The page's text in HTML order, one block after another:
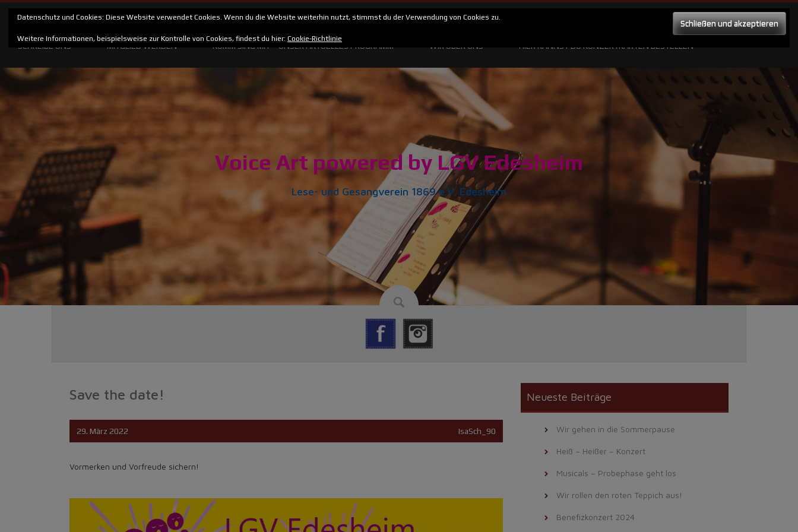
STARTSEITE CHOR VOICE ART VOICE ART CHORKALENDER UNSERE KONZERTE BILDERGALERIE UND MUSIKBEISPIELE 150 JAHRE LGV – RÜCKBLICK
SCHREIBE UNS MITGLIED WERDEN KOMM SING MIT – UNSER AKTUELLES PROGRAMM WIR ÜBER UNS HIER KANNST DU KONZERTKARTEN BESTELLEN
Skip
content
Voice Art powered by LGV Edesheim
Lese- und Gesangverein 1869 e.V. Edesheim
Save the date!
29. März 2022 IsaSch_90
Vormerken und Vorfreude sichern!
Neueste Beiträge
Wir gehen in die Sommerpause
Heiß – Heißer – Konzert
Musicals – Probephase geht los
Wir rollen den roten Teppich aus!
Benefizkonzert 2024
Datenschutz und Cookies: Diese Website verwendet Cookies. Wenn du die Website weiterhin nutzt, stimmst du der Verwendung von Cookies zu.
Weitere Informationen, beispielsweise zur Kontrolle von Cookies, findest du hier: Cookie-Richtlinie